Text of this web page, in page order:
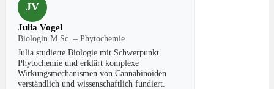
JV
Julia Vogel
Biologin M.Sc. – Phytochemie
Julia studierte Biologie mit Schwerpunkt
Phytochemie und erklärt komplexe
Wirkungsmechanismen von Cannabinoiden
verständlich und wissenschaftlich fundiert.